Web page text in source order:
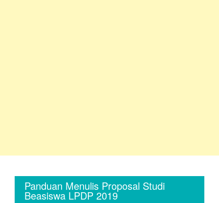
Panduan Menulis Proposal Studi
Beasiswa LPDP 2019